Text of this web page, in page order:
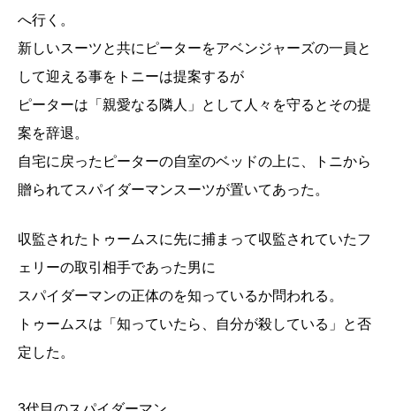
へ行く。
新しいスーツと共にピーターをアベンジャーズの一員と
して迎える事をトニーは提案するが
ピーターは「親愛なる隣人」として人々を守るとその提
案を辞退。
自宅に戻ったピーターの自室のベッドの上に、トニから
贈られてスパイダーマンスーツが置いてあった。
収監されたトゥームスに先に捕まって収監されていたフ
ェリーの取引相手であった男に
スパイダーマンの正体のを知っているか問われる。
トゥームスは「知っていたら、自分が殺している」と否
定した。